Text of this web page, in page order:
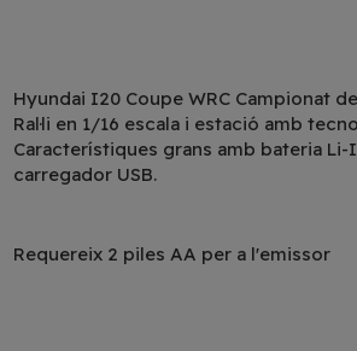
Hyundai I20 Coupe WRC Campionat
Ral·li en 1/16 escala i estació amb
Característiques grans amb bateria Li-
carregador USB.
Requereix 2 piles AA per a l'emissor